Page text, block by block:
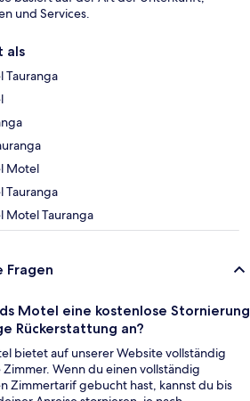
und Services.
als
Tauranga
Motel
Tauranga
Motel Tauranga
Fragen
Motel eine kostenlose Stornierung
Rückerstattung an?
bietet auf unserer Website vollständig
Wenn du einen vollständig
Zimmertarif gebucht hast, kannst du bis